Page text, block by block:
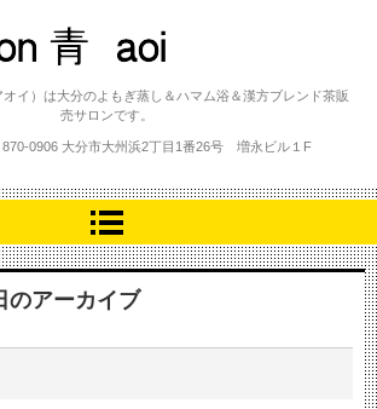
青 aoi
イ）は大分のよもぎ蒸し＆ハマム浴＆漢方ブレンド茶販
売サロンです。
870-0906 大分市大州浜2丁目1番26号 増永ビル１F
のアーカイブ